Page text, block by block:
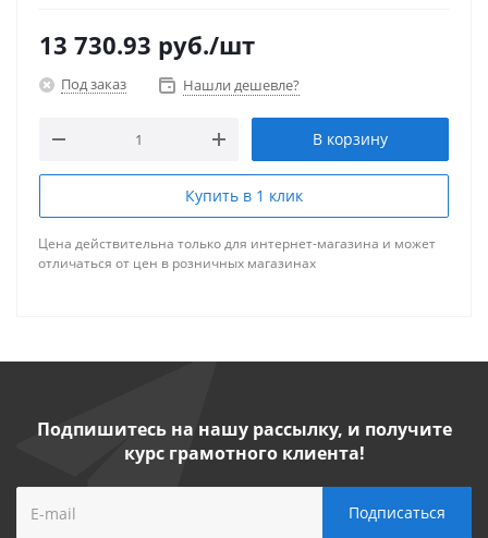
13 730.93 руб./шт
Под заказ Нашли дешевле?
В корзину
Купить в 1 клик
Цена действительна только для интернет-магазина и может
отличаться от цен в розничных магазинах
Подпишитесь на нашу рассылку, и получите
курс грамотного клиента!